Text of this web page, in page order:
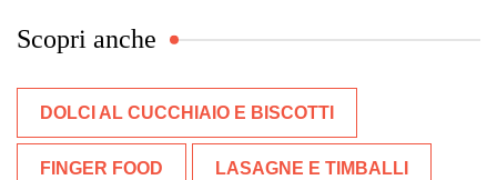
Scopri anche
DOLCI AL CUCCHIAIO E BISCOTTI
FINGER FOOD LASAGNE E TIMBALLI